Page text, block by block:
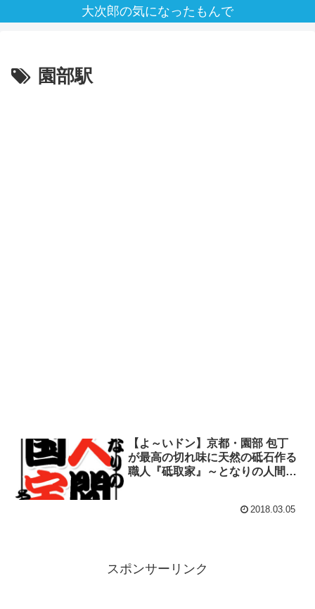
大次郎の気になったもんで
園部駅
【よ～いドン】京都・園部 包丁
が最高の切れ味に天然の砥石作る
職人『砥取家』～となりの人間国
2018.03.05
スポンサーリンク